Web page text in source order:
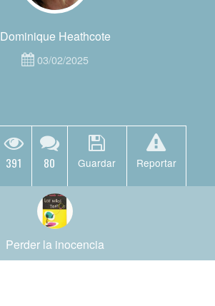
Dominique Heathcote
03/02/2025
391 80 Guardar Reportar
Perder la inocencia